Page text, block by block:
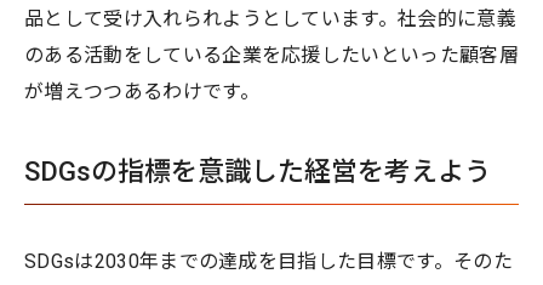
品として受け入れられようとしています。社会的に意義
のある活動をしている企業を応援したいといった顧客層
が増えつつあるわけです。
SDGsの指標を意識した経営を考えよう
SDGsは2030年までの達成を目指した目標です。そのた